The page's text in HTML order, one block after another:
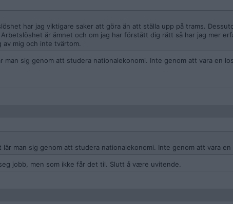
har jag viktigare saker att göra än att ställa upp på trams.
är ämnet och om jag har förstått dig rätt så har jag mer
mig och inte tvärtom.
sig genom att studera nationalekonomi. Inte genom att vara en
man sig genom att studera nationalekonomi. Inte genom att vara en
jobb, men som ikke får det til. Slutt å være uvitende.